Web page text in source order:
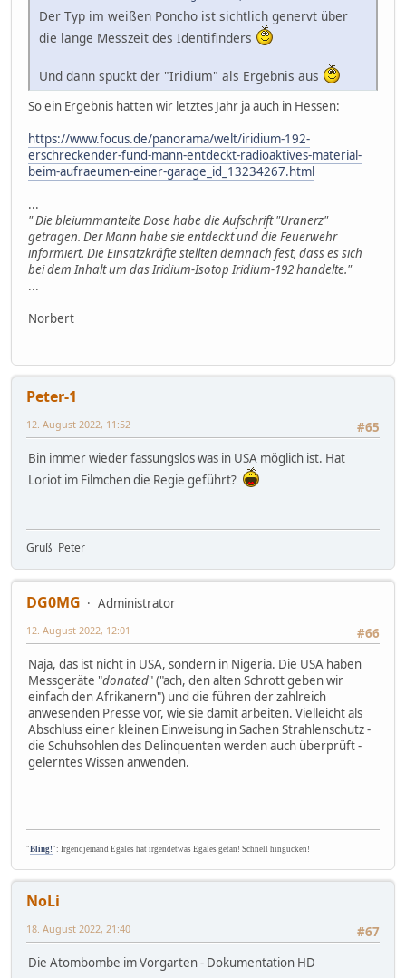
Der Typ im weißen Poncho ist sichtlich genervt über
die lange Messzeit des Identifinders
Und dann spuckt der "Iridium" als Ergebnis aus
So ein Ergebnis hatten wir letztes Jahr ja auch in Hessen:
https://www.focus.de/panorama/welt/iridium-192-
erschreckender-fund-mann-entdeckt-radioaktives-material-
beim-aufraeumen-einer-garage_id_13234267.html
...
" Die bleiummantelte Dose habe die Aufschrift "Uranerz"
getragen. Der Mann habe sie entdeckt und die Feuerwehr
informiert. Die Einsatzkräfte stellten demnach fest, dass es sich
bei dem Inhalt um das Iridium-Isotop Iridium-192 handelte."
...
Norbert
Peter-1
#65
12. August 2022, 11:52
Bin immer wieder fassungslos was in USA möglich ist. Hat
Loriot im Filmchen die Regie geführt?
Gruß Peter
DG0MG
Administrator
#66
12. August 2022, 12:01
Naja, das ist nicht in USA, sondern in Nigeria. Die USA haben
Messgeräte "donated" ("ach, den alten Schrott geben wir
einfach den Afrikanern") und die führen der zahlreich
anwesenden Presse vor, wie sie damit arbeiten. Vielleicht als
Abschluss einer kleinen Einweisung in Sachen Strahlenschutz -
die Schuhsohlen des Delinquenten werden auch überprüft -
gelerntes Wissen anwenden.
"Bling!": Irgendjemand Egales hat irgendetwas Egales getan! Schnell hingucken!
NoLi
#67
18. August 2022, 21:40
Die Atombombe im Vorgarten - Dokumentation HD